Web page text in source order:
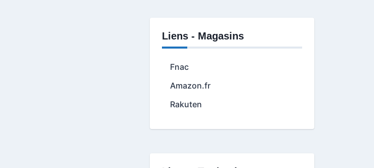
Liens - Magasins
Fnac
Amazon.fr
Rakuten